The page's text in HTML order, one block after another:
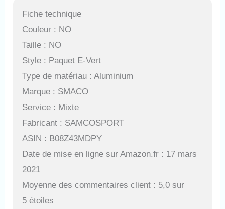
Fiche technique
Couleur : NO
Taille : NO
Style : Paquet E-Vert
Type de matériau : Aluminium
Marque : SMACO
Service : Mixte
Fabricant : SAMCOSPORT
ASIN : B08Z43MDPY
Date de mise en ligne sur Amazon.fr : 17 mars
2021
Moyenne des commentaires client : 5,0 sur
5 étoiles